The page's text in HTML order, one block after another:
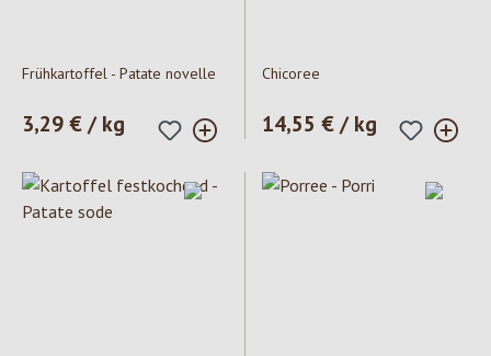
Frühkartoffel - Patate novelle
Prezzo normale:
3,29 € / kg
Chicoree
Prezzo normale:
14,55 € / kg